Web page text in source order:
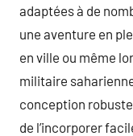
adaptées à de
une aventure en
en ville ou même
militaire
conception
de l’incorporer